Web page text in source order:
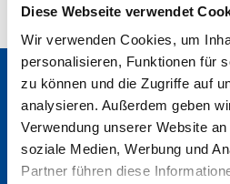
Diese Webseite verwendet
Wir verwenden Cookies, um
personalisieren, Funktionen für
zu können und die Zugriffe auf
analysieren. Außerdem geben
Verwendung unserer Website
soziale Medien, Werbung und
Partner führen diese
Sozialstaat